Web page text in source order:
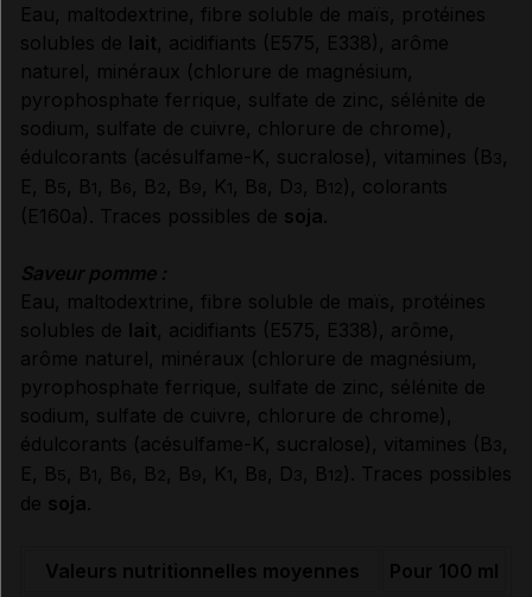
Eau, maltodextrine, fibre soluble de maïs, protéines
solubles de lait, acidifiants (E575, E338), arôme
naturel, minéraux (chlorure de magnésium,
pyrophosphate ferrique, sulfate de zinc, sélénite de
sodium, sulfate de cuivre, chlorure de chrome),
édulcorants (acésulfame-K, sucralose), vitamines (B3,
E, B5, B 1, B6, B2, B9, K 1, B8, D3, B 12), colorants
(E160a). Traces possibles de soja
Saveur pomme :
Eau, maltodextrine, fibre soluble de maïs, protéines
solubles de lait, acidifiants (E575, E338), arôme,
arôme naturel, minéraux (chlorure de magnésium,
pyrophosphate ferrique, sulfate de zinc, sélénite de
sodium, sulfate de cuivre, chlorure de chrome),
édulcorants (acésulfame-K, sucralose), vitamines (B3,
E, B5, B 1, B6, B2, B9, K 1, B8, D3, B 12). Traces possibles
de soja
Valeurs nutritionnelles moyennes Pour 100 ml